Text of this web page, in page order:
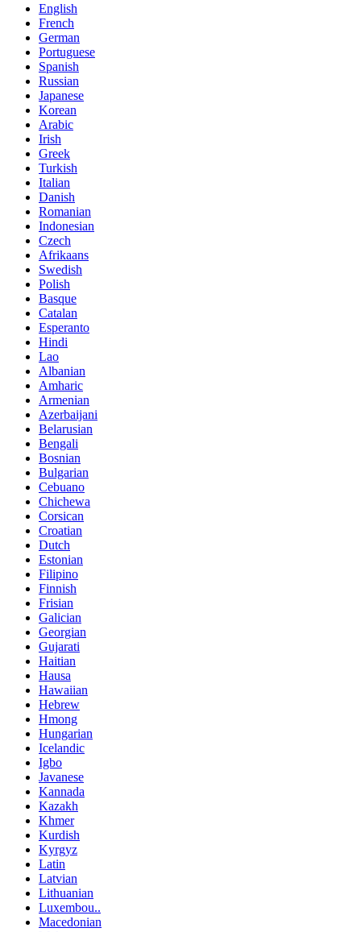
English
French
German
Portuguese
Spanish
Russian
Japanese
Korean
Arabic
Irish
Greek
Turkish
Italian
Danish
Romanian
Indonesian
Czech
Afrikaans
Swedish
Polish
Basque
Catalan
Esperanto
Hindi
Lao
Albanian
Amharic
Armenian
Azerbaijani
Belarusian
Bengali
Bosnian
Bulgarian
Cebuano
Chichewa
Corsican
Croatian
Dutch
Estonian
Filipino
Finnish
Frisian
Galician
Georgian
Gujarati
Haitian
Hausa
Hawaiian
Hebrew
Hmong
Hungarian
Icelandic
Igbo
Javanese
Kannada
Kazakh
Khmer
Kurdish
Kyrgyz
Latin
Latvian
Lithuanian
Luxembou..
Macedonian